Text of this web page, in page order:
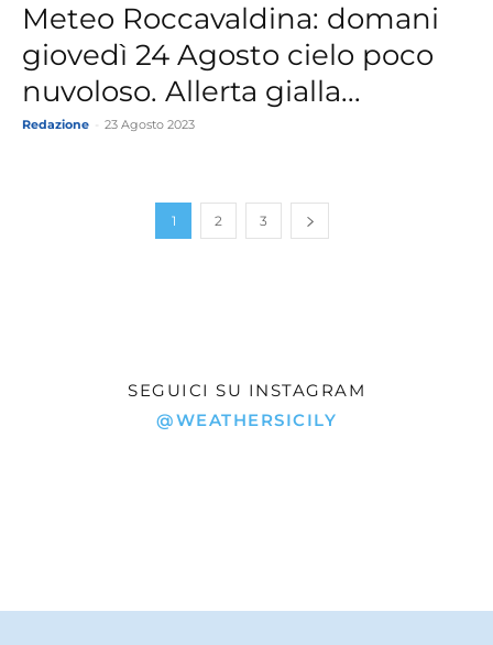
Meteo Roccavaldina: domani
giovedì 24 Agosto cielo poco
nuvoloso. Allerta gialla...
Redazione 23 Agosto 2023
1 2 3
SEGUICI SU INSTAGRAM
@WEATHERSICILY